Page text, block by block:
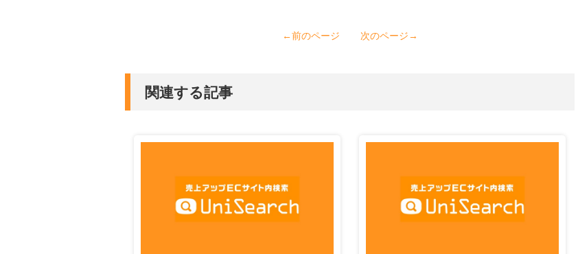
←前のページ 次のページ→
関連する記事